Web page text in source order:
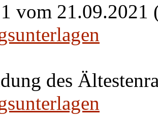
vom 21.09.2021
des